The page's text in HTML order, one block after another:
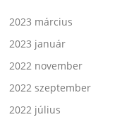
2023 március
2023 január
2022 november
2022 szeptember
2022 július